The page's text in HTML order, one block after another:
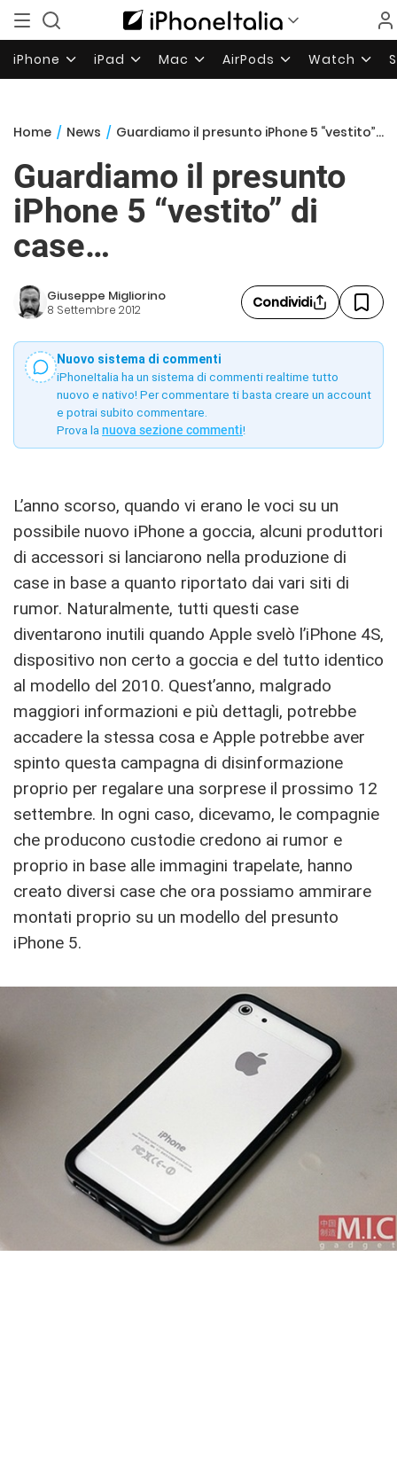
iPhone iPad Mac AirPods Watch
Home / News / Guardiamo il presunto iPhone 5 “vestito” di case…
Guardiamo il presunto
iPhone 5 “vestito” di
case…
Giuseppe Migliorino
8 Settembre 2012 Condividi
Nuovo sistema di commenti
iPhoneItalia ha un sistema di commenti realtime tutto
nuovo e nativo! Per commentare ti basta creare un account
e potrai subito commentare.
Prova la nuova sezione commenti!
L’anno scorso, quando vi erano le voci su un
possibile nuovo iPhone a goccia, alcuni produttori
di accessori si lanciarono nella produzione di
case in base a quanto riportato dai vari siti di
rumor. Naturalmente, tutti questi case
diventarono inutili quando Apple svelò l’iPhone 4S,
dispositivo non certo a goccia e del tutto identico
al modello del 2010. Quest’anno, malgrado
maggiori informazioni e più dettagli, potrebbe
accadere la stessa cosa e Apple potrebbe aver
spinto questa campagna di disinformazione
proprio per regalare una sorprese il prossimo 12
settembre. In ogni caso, dicevamo, le compagnie
che producono custodie credono ai rumor e
proprio in base alle immagini trapelate, hanno
creato diversi case che ora possiamo ammirare
montati proprio su un modello del presunto
iPhone 5.